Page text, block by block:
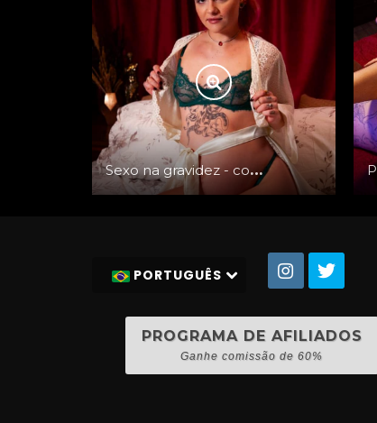
Sexo na gravidez - com Candy Crush
PORTUGUÊS
PROGRAMA DE AFILIADOS
Ganhe comissão de 60%